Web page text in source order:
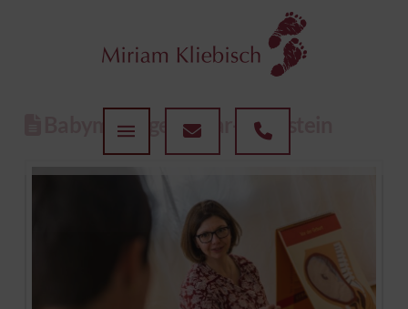
Babymassage in Idar-Oberstein